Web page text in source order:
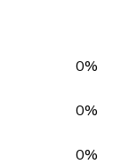
0%
0%
0%